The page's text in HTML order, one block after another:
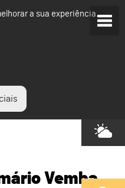
a sua experiência.
Vemba